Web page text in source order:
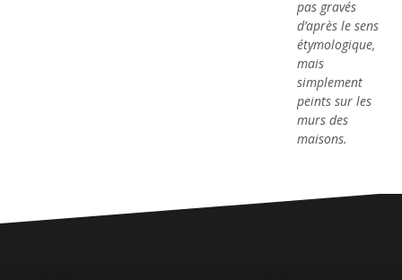
pas gravés
d’après le sens
étymologique,
mais
simplement
peints sur les
murs des
maisons.